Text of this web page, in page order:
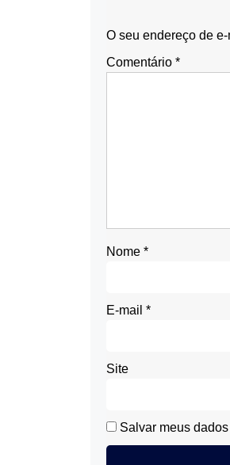
O seu endereço de
Comentário *
Nome *
E-mail *
Site
Salvar meus